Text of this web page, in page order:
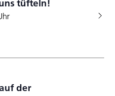
tüfteln!
der